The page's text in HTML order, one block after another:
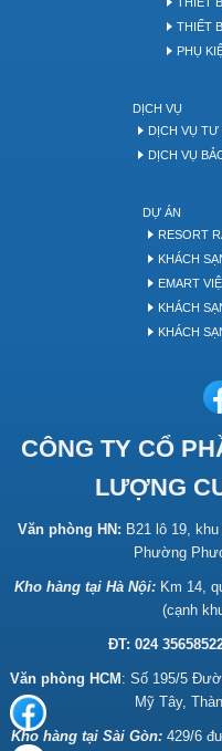
THIẾT
THIẾT
PHỤ
DỊCH VỤ
DỊCH VỤ
DỊCH VỤ
DỰ ÁN
RESORT
KHÁCH
EMART
KHÁCH
KHÁCH
CÔNG TY CỔ
LƯỢNG
Văn phòng HN: B21 lô 19,
Phường
Kho hàng tại Hà Nội: Km 14,
(cạnh
ĐT: 024
Văn phòng HCM : Số 195/5
Mỹ Tây,
Kho hàng tại Sài Gòn: 429/6